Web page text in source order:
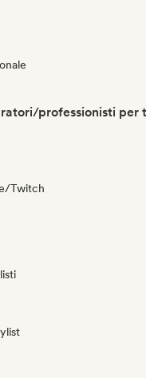
professionisti per
Twitch